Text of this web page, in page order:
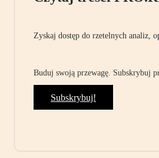
Zyskaj dostęp do rzetelnych analiz,
Buduj swoją przewagę. Subskrybuj
Subskrybuj!